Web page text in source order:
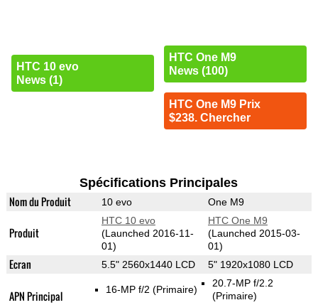
HTC 10 evo
News (1)
HTC One M9
News (100)
HTC One M9 Prix
$238. Chercher
Spécifications Principales
Nom du Produit 10 evo One M9
Produit
HTC 10 evo
(Launched 2016-11-
01)
HTC One M9
(Launched 2015-03-
01)
Ecran 5.5" 2560x1440 LCD 5" 1920x1080 LCD
APN Principal 16-MP f/2 (Primaire)
20.7-MP f/2.2
(Primaire)